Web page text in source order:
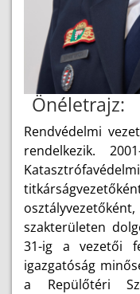
Önéletrajz:
Rendvédelmi
rendelkezik.
szakterületen
31-ig a vezetői
igazgatóság
a Repülőtéri